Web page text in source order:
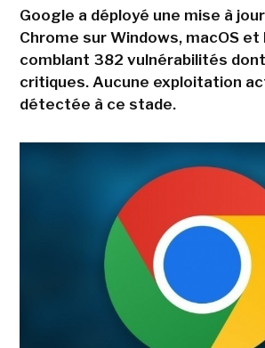
Google a déployé une mise à
Chrome sur Windows, macOS et
comblant 382 vulnérabilités
critiques. Aucune exploitation
détectée à ce stade.